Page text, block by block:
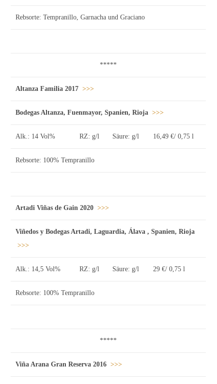
Rebsorte: Tempranillo, Garnacha und Graciano
*****
Altanza Familia 2017 >>>
Bodegas Altanza, Fuenmayor, Spanien, Rioja >>>
Alk.: 14 Vol% RZ: g/l Säure: g/l 16,49 €/ 0,75 l
Rebsorte: 100% Tempranillo
Artadi Viñas de Gain 2020 >>>
Viñedos y Bodegas Artadi, Laguardia, Álava , Spanien, Rioja
>>>
Alk.: 14,5 Vol% RZ: g/l Säure: g/l 29 €/ 0,75 l
Rebsorte: 100% Tempranillo
*****
Viña Arana Gran Reserva 2016 >>>